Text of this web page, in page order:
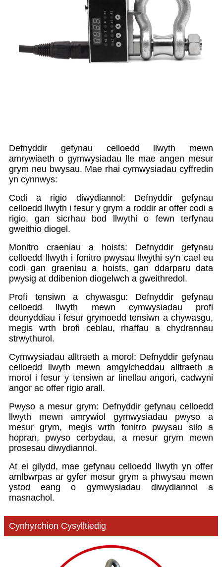
Defnyddir gefynau celloedd llwyth mewn
amrywiaeth o gymwysiadau lle mae angen mesur
grym neu bwysau. Mae rhai cymwysiadau cyffredin
yn cynnwys:
Codi a rigio diwydiannol: Defnyddir gefynau
celloedd llwyth i fesur y grym a roddir ar offer codi a
rigio, gan sicrhau bod llwythi o fewn terfynau
gweithio diogel.
Monitro craeniau a hoists: Defnyddir gefynau
celloedd llwyth i fonitro pwysau llwythi sy'n cael eu
codi gan graeniau a hoists, gan ddarparu data
pwysig at ddibenion diogelwch a gweithredol.
Profi tensiwn a chywasgu: Defnyddir gefynau
celloedd llwyth mewn cymwysiadau profi
deunyddiau i fesur grymoedd tensiwn a chywasgu,
megis wrth brofi ceblau, rhaffau a chydrannau
strwythurol.
Cymwysiadau alltraeth a morol: Defnyddir gefynau
celloedd llwyth mewn amgylcheddau alltraeth a
morol i fesur y tensiwn ar linellau angori, cadwyni
angor ac offer rigio arall.
Pwyso a mesur grym: Defnyddir gefynau celloedd
llwyth mewn amrywiol gymwysiadau pwyso a
mesur grym, megis wrth fonitro pwysau silo a
hopran, pwyso cerbydau, a mesur grym mewn
prosesau diwydiannol.
At ei gilydd, mae gefynau celloedd llwyth yn offer
amlbwrpas ar gyfer mesur grym a phwysau mewn
ystod eang o gymwysiadau diwydiannol a
masnachol.
Cynhyrchion Cysylltiedig